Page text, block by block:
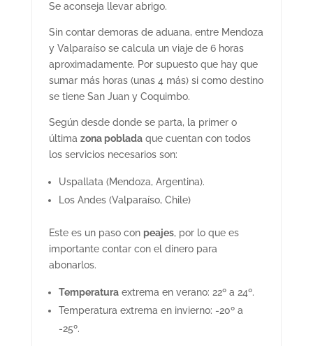
Se aconseja llevar abrigo.
Sin contar demoras de aduana, entre Mendoza
y Valparaíso se calcula un viaje de 6 horas
aproximadamente. Por supuesto que hay que
sumar más horas (unas 4 más) si como destino
se tiene San Juan y Coquimbo.
Según desde donde se parta, la primer o
última zona pobladaque cuentan con todos
los servicios necesarios son:
Uspallata (Mendoza, Argentina).
Los Andes (Valparaíso, Chile)
Este es un paso con peajes, por lo que es
importante contar con el dinero para
abonarlos.
Temperaturaextrema en verano: 22º a 24º.
Temperatura extrema en invierno: -20º a
-25º.